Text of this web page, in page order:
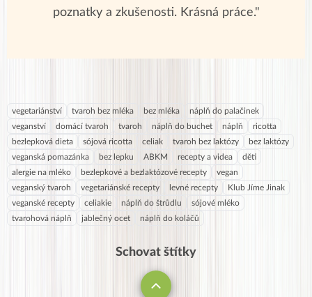
poznatky a zkušenosti. Krásná práce."
vegetariánství tvaroh bez mléka bez mléka
náplň do palačinek
veganství
domácí tvaroh tvaroh náplň do buchet náplň
ricotta
bezlepková dieta
sójová ricotta celiak tvaroh bez laktózy
bez laktózy
veganská pomazánka
bez lepku ABKM recepty a videa
děti
alergie na mléko
bezlepkové a bezlaktózové recepty
vegan
veganský tvaroh
vegetariánské recepty levné recepty
Klub Jíme Jinak
veganské recepty
celiakie náplň do štrůdlu
sójové mléko
tvarohová náplň
jablečný ocet náplň do koláčů
Schovat štítky